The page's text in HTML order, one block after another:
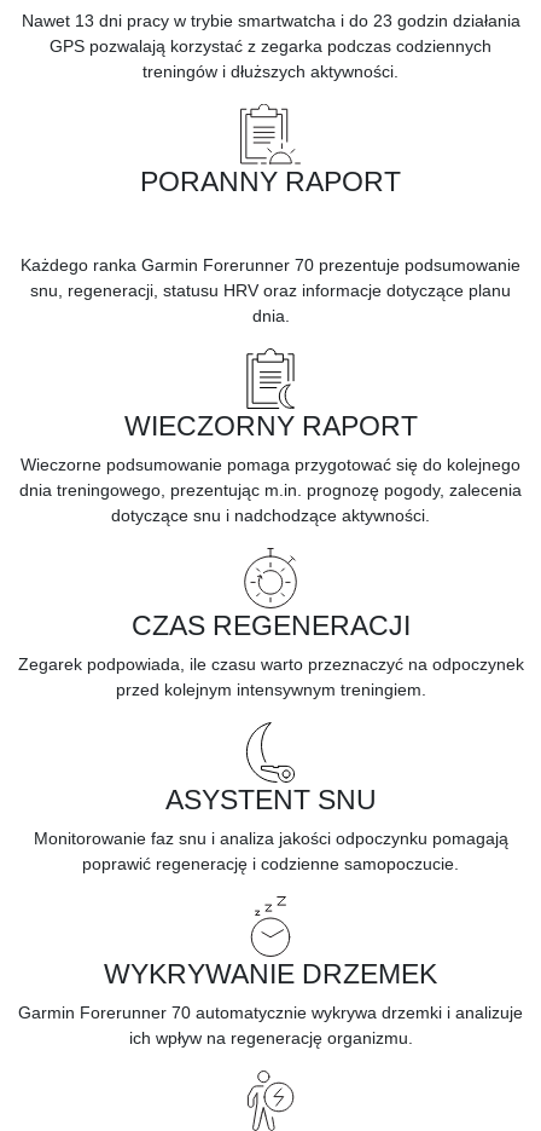
Nawet 13 dni pracy w trybie smartwatcha i do 23 godzin działania
GPS pozwalają korzystać z zegarka podczas codziennych
treningów i dłuższych aktywności.
PORANNY RAPORT
Każdego ranka Garmin Forerunner 70 prezentuje podsumowanie
snu, regeneracji, statusu HRV oraz informacje dotyczące planu
dnia.
WIECZORNY RAPORT
Wieczorne podsumowanie pomaga przygotować się do kolejnego
dnia treningowego, prezentując m.in. prognozę pogody, zalecenia
dotyczące snu i nadchodzące aktywności.
CZAS REGENERACJI
Zegarek podpowiada, ile czasu warto przeznaczyć na odpoczynek
przed kolejnym intensywnym treningiem.
ASYSTENT SNU
Monitorowanie faz snu i analiza jakości odpoczynku pomagają
poprawić regenerację i codzienne samopoczucie.
WYKRYWANIE DRZEMEK
Garmin Forerunner 70 automatycznie wykrywa drzemki i analizuje
ich wpływ na regenerację organizmu.